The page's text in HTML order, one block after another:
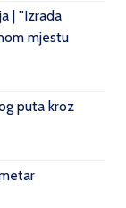
| ''Izrada
mjestu
puta kroz